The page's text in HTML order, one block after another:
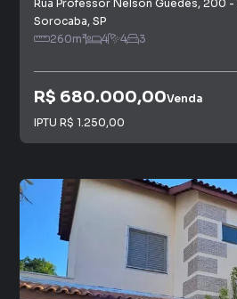
Rua Professor Nelson Guedes, 200 -
Sorocaba, SP
260m² 4 4 3
R$ 680.000,00Venda
IPTU R$ 1.250,00